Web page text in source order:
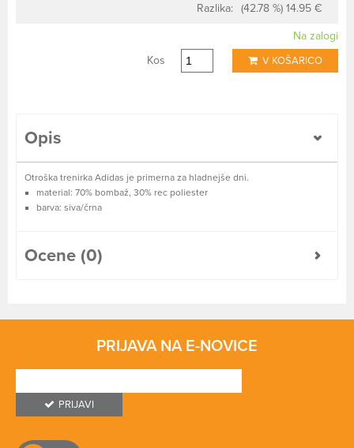
Razlika: (42.78 %) 14.95 €
Na zalogi
Kos
V KOŠARICO
Opis
Otroška trenirka Adidas je primerna za hladnejše dni.
material: 70% bombaž, 30% rec poliester
barva: siva/črna
Ocene (0)
PRIJAVA NA E-NOVICE
PRIJAVI